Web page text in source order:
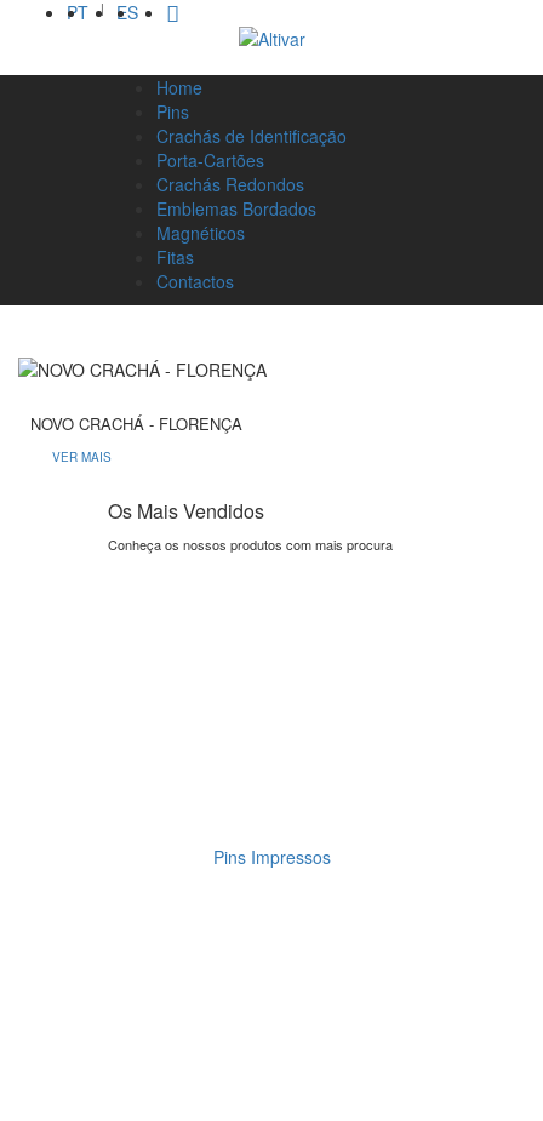
PT | ES
Home
Pins
Crachás de Identificação
Porta-Cartões
Crachás Redondos
Emblemas Bordados
Magnéticos
Fitas
Contactos
NOVO CRACHÁ - FLORENÇA
VER MAIS
Os Mais Vendidos
Conheça os nossos produtos com mais procura
Pins Impressos